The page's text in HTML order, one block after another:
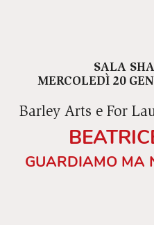
SALA
MERCOLEDÌ 20
Barley Arts e For
GUARDIAMO MA